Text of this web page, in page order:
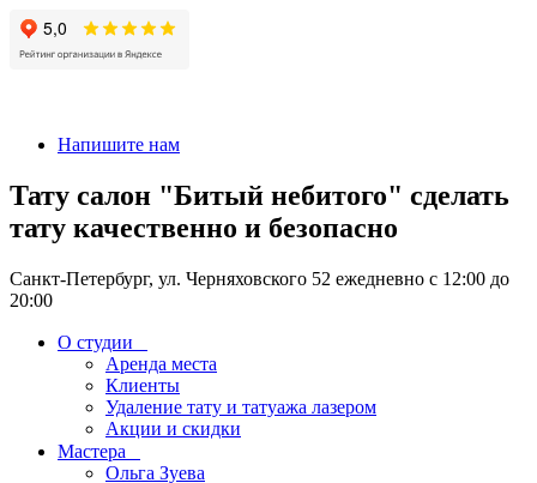
Напишите нам
Тату салон "Битый небитого" сделать
тату качественно и безопасно
Санкт-Петербург, ул. Черняховского 52 ежедневно с 12:00 до
20:00
О студии
Аренда места
Клиенты
Удаление тату и татуажа лазером
Акции и скидки
Мастера
Ольга Зуева